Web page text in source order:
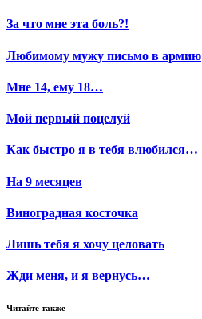
За что мне эта боль?!
Любимому мужу письмо в армию
Мне 14, ему 18…
Мой первый поцелуй
Как быстро я в тебя влюбился…
На 9 месяцев
Виноградная косточка
Лишь тебя я хочу целовать
Жди меня, и я вернусь…
Читайте также